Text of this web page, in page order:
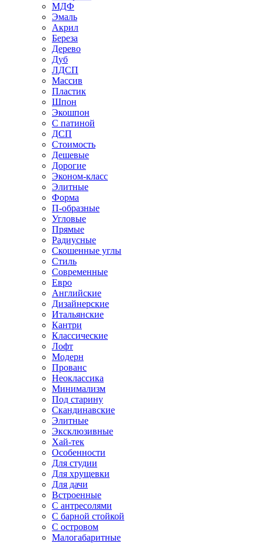
МДФ
Эмаль
Акрил
Береза
Дерево
Дуб
ЛДСП
Массив
Пластик
Шпон
Экошпон
С патиной
ДСП
Стоимость
Дешевые
Дорогие
Эконом-класс
Элитные
Форма
П-образные
Угловые
Прямые
Радиусные
Скошенные углы
Стиль
Современные
Евро
Английские
Дизайнерские
Итальянские
Кантри
Классические
Лофт
Модерн
Прованс
Неоклассика
Минимализм
Под старину
Скандинавские
Элитные
Эксклюзивные
Хай-тек
Особенности
Для студии
Для хрущевки
Для дачи
Встроенные
С антресолями
С барной стойкой
С островом
Малогабаритные